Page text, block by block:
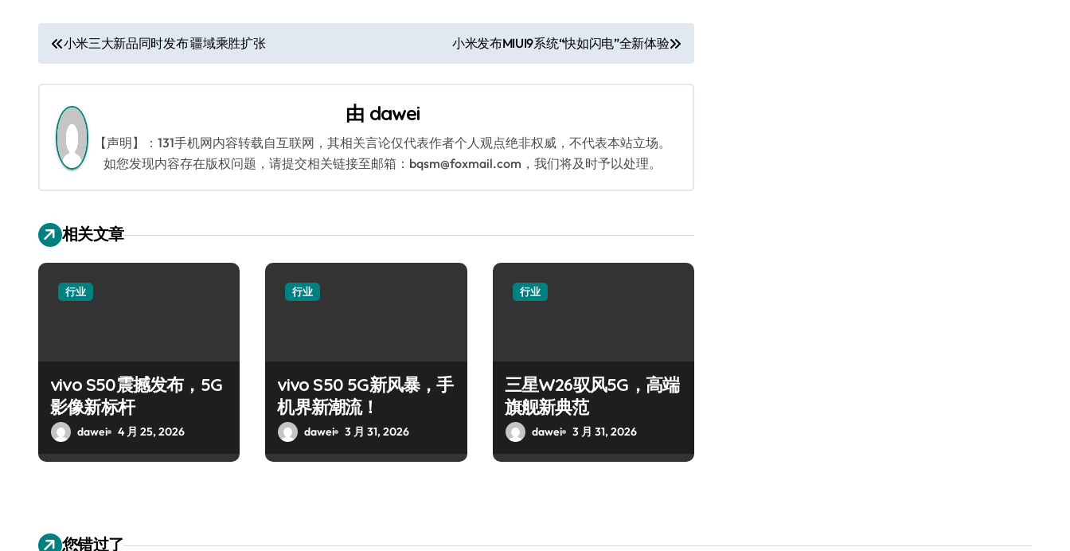
文
章
导
航
小米三大新品同时发布 疆域乘胜扩张 小米发布MIUI9系统“快如闪电”全新体验
由 dawei
【声明】：131手机网内容转载自互联网，其相关言论仅代表作者个人观点绝非权威，不代表本站立场。
如您发现内容存在版权问题，请提交相关链接至邮箱：bqsm@foxmail.com，我们将及时予以处理。
相关文章
行业
vivo S50震撼发布，5G
影像新标杆
dawei 4 月 25, 2026
行业
vivo S50 5G新风暴，手
机界新潮流！
dawei 3 月 31, 2026
行业
三星W26驭风5G，高端
旗舰新典范
dawei 3 月 31, 2026
您错过了